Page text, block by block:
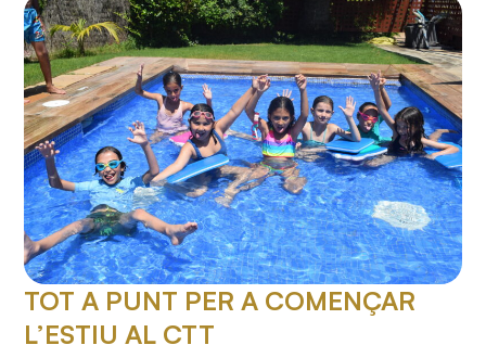
TOT A PUNT PER A COMENÇAR
L’ESTIU AL CTT